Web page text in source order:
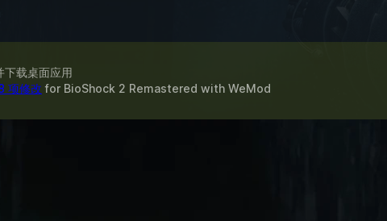
载桌面应用
项修改 for BioShock 2 Remastered with WeMod